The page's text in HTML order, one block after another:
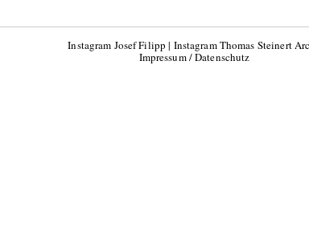
Instagram Josef Filipp | Instagram Thomas Steinert
Impressum / Datenschutz